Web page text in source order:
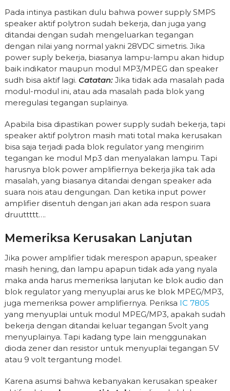
Pada intinya pastikan dulu bahwa power supply SMPS
speaker aktif polytron sudah bekerja, dan juga yang
ditandai dengan sudah mengeluarkan tegangan
dengan nilai yang normal yakni 28VDC simetris. Jika
power suply bekerja, biasanya lampu-lampu akan hidup
baik indikator maupun modul MP3/MPEG dan speaker
sudh bisa aktif lagi. Catatan:Jika tidak ada masalah pada
modul-modul ini, atau ada masalah pada blok yang
meregulasi tegangan suplainya.
Apabila bisa dipastikan power supply sudah bekerja, tapi
speaker aktif polytron masih mati total maka kerusakan
bisa saja terjadi pada blok regulator yang mengirim
tegangan ke modul Mp3 dan menyalakan lampu. Tapi
harusnya blok power amplifiernya bekerja jika tak ada
masalah, yang biasanya ditandai dengan speaker ada
suara nois atau dengungan. Dan ketika input power
amplifier disentuh dengan jari akan ada respon suara
druuttttt….
Memeriksa Kerusakan Lanjutan
Jika power amplifier tidak merespon apapun, speaker
masih hening, dan lampu apapun tidak ada yang nyala
maka anda harus memeriksa lanjutan ke blok audio dan
blok regulator yang menyuplai arus ke blok MPEG/MP3,
juga memeriksa power amplifiernya. Periksa IC 7805
yang menyuplai untuk modul MPEG/MP3, apakah sudah
bekerja dengan ditandai keluar tegangan 5volt yang
menyuplainya. Tapi kadang type lain menggunakan
dioda zener dan resistor untuk menyuplai tegangan 5V
atau 9 volt tergantung model.
Karena asumsi bahwa kebanyakan kerusakan speaker